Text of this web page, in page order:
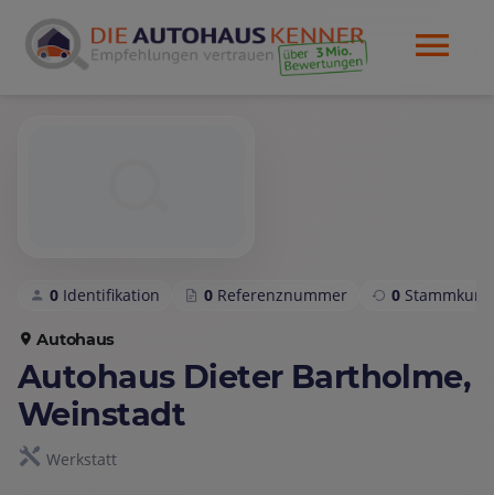
0 Identifikation 0 Referenznummer 0
Autohaus
Autohaus Dieter Bartholme,
Weinstadt
Werkstatt